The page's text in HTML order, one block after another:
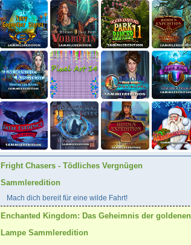
Fright Chasers - Tödliches Vergnügen
Sammleredition
Mach dich bereit für eine wilde Fahrt!
Enchanted Kingdom: Das Geheimnis der goldenen
Lampe Sammleredition